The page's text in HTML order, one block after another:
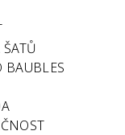
ŠATŮ
BAUBLES